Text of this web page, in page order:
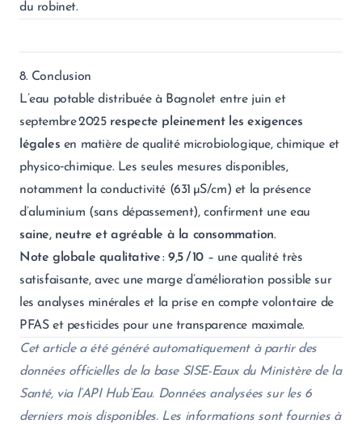
du robinet.
8. Conclusion
L’eau potable distribuée à Bagnolet entre juin et
septembre 2025 respecte pleinement les exigences
légales en matière de qualité microbiologique, chimique et
physico‑chimique. Les seules mesures disponibles,
notamment la conductivité (631 µS/cm) et la présence
d’aluminium (sans dépassement), confirment une eau
saine, neutre et agréable à la consommation.
Note globale qualitative:9,5 / 10 – une qualité très
satisfaisante, avec une marge d’amélioration possible sur
les analyses minérales et la prise en compte volontaire de
PFAS et pesticides pour une transparence maximale.
Cet article a été généré automatiquement à partir des
données officielles de la base SISE-Eaux du Ministère de la
Santé, via l’API Hub’Eau. Données analysées sur les 6
derniers mois disponibles. Les informations sont fournies à